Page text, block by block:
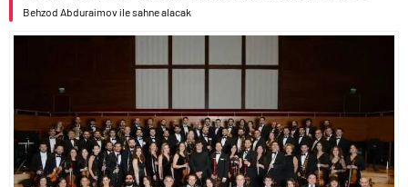
Behzod Abduraimov ile sahne alacak